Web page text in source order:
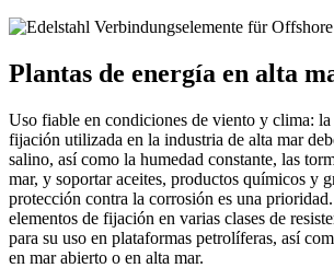
Plantas de energía en alta
Uso fiable en condiciones de viento y clima:
fijación utilizada en la industria de alta mar
salino, así como la humedad constante, las
mar, y soportar aceites, productos químicos y
protección contra la corrosión es una
elementos de fijación en varias clases de
para su uso en plataformas petrolíferas, así
en mar abierto o en alta mar.